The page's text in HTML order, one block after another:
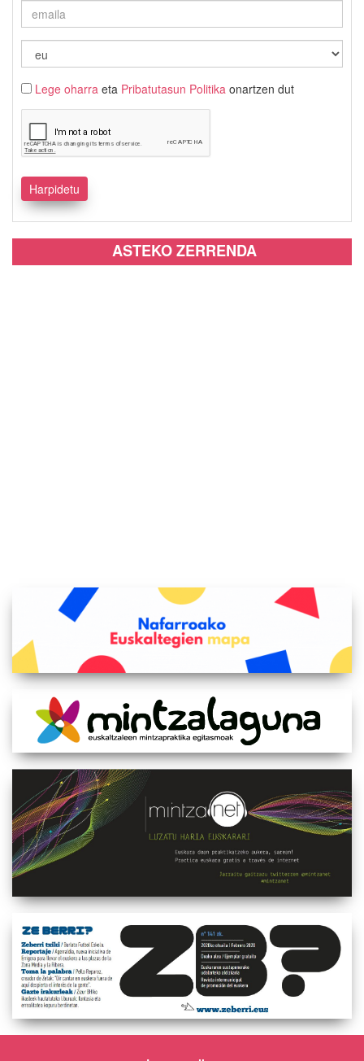
Lege oharra eta Pribatutasun Politika onartzen dut
ASTEKO ZERRENDA